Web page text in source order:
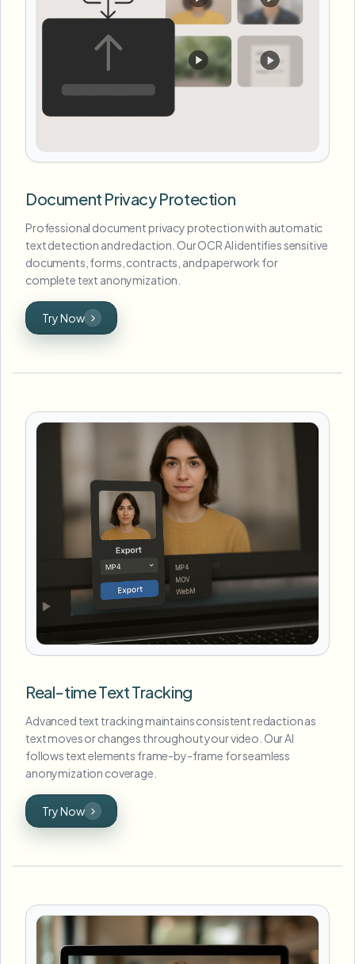
Document Privacy Protection
Professional document privacy protection with automatic
text detection and redaction. Our OCR AI identifies sensitive
documents, forms, contracts, and paperwork for
complete text anonymization.
Try Now
Real-time Text Tracking
Advanced text tracking maintains consistent redaction as
text moves or changes throughout your video. Our AI
follows text elements frame-by-frame for seamless
anonymization coverage.
Try Now